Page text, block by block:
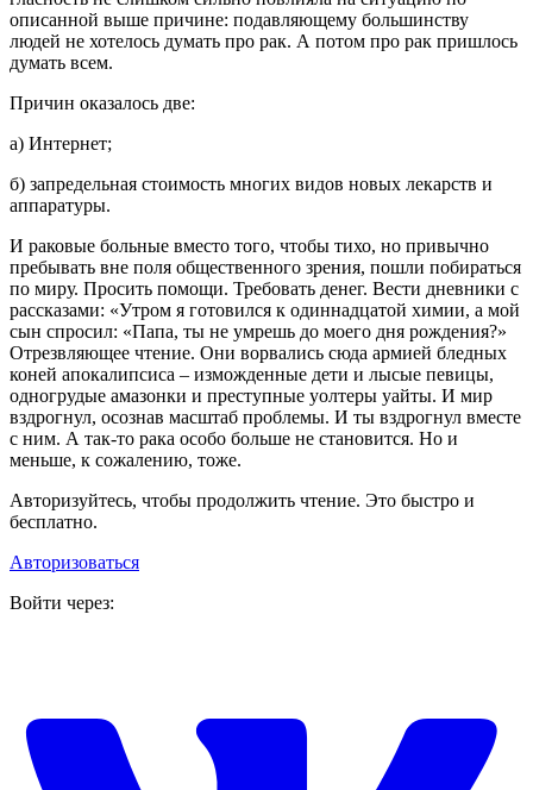
описанной выше причине: подавляющему большинству
людей не хотелось думать про рак. А потом про рак пришлось
думать всем.
Причин оказалось две:
а) Интернет;
б) запредельная стоимость многих видов новых лекарств и
аппаратуры.
И раковые больные вместо того, чтобы тихо, но привычно
пребывать вне поля общественного зрения, пошли побираться
по миру. Просить помощи. Требовать денег. Вести дневники с
рассказами: «Утром я готовился к одиннадцатой химии, а мой
сын спросил: «Папа, ты не умрешь до моего дня рождения?»
Отрезвляющее чтение. Они ворвались сюда армией бледных
коней апокалипсиса – изможденные дети и лысые певицы,
одногрудые амазонки и преступные уолтеры уайты. И мир
вздрогнул, осознав масштаб проблемы. И ты вздрогнул вместе
с ним. А так-то рака особо больше не становится. Но и
меньше, к сожалению, тоже.
Авторизуйтесь, чтобы продолжить чтение. Это быстро и
бесплатно.
Авторизоваться
Войти через: